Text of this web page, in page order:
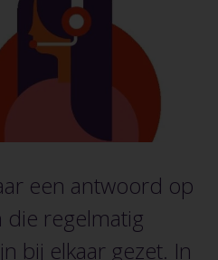
een antwoord op
die regelmatig
bij elkaar gezet. In